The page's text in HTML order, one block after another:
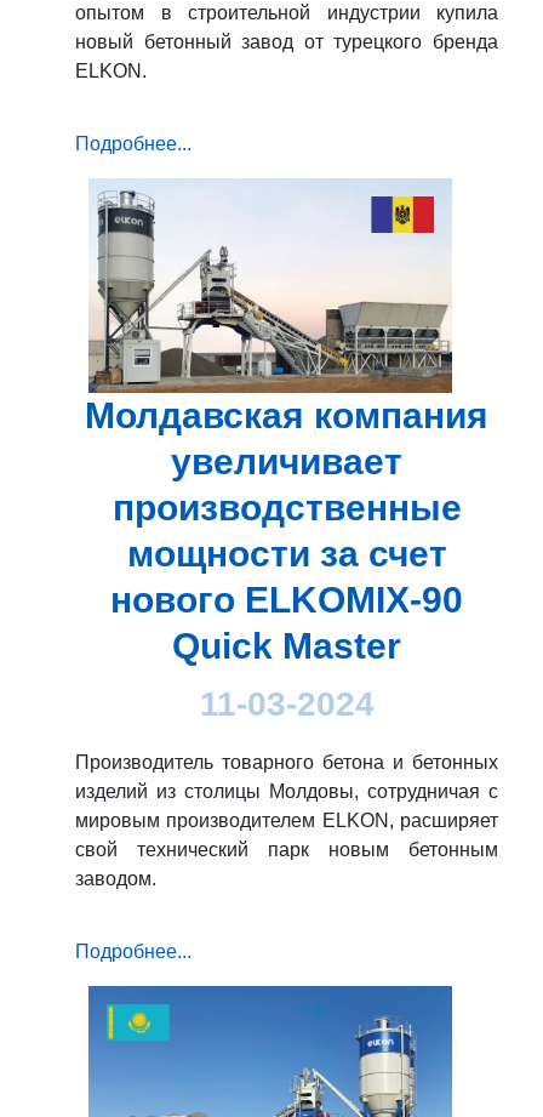
опытом в строительной индустрии купила
новый бетонный завод от турецкого бренда
ELKON.
Подробнее...
Молдавская компания
увеличивает
производственные
мощности за счет
нового ELKOMIX-90
Quick Master
11-03-2024
Производитель товарного бетона и бетонных
изделий из столицы Молдовы, сотрудничая с
мировым производителем ELKON, расширяет
свой технический парк новым бетонным
заводом.
Подробнее...